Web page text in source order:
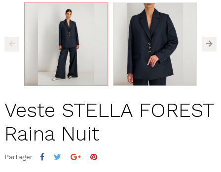
Veste STELLA FOREST
Raina Nuit
Partager